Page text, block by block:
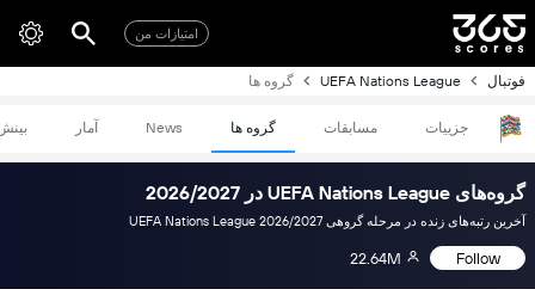
امتیازات من
فوتبال UEFA Nations League گروه ها
جزییات مسابقات گروه ها News آمار
گروه‌های UEFA Nations League در 2026/2027
آخرین رتبه‌های زنده در مرحله گروهی UEFA Nations League 2026/2027
Follow
22.64M